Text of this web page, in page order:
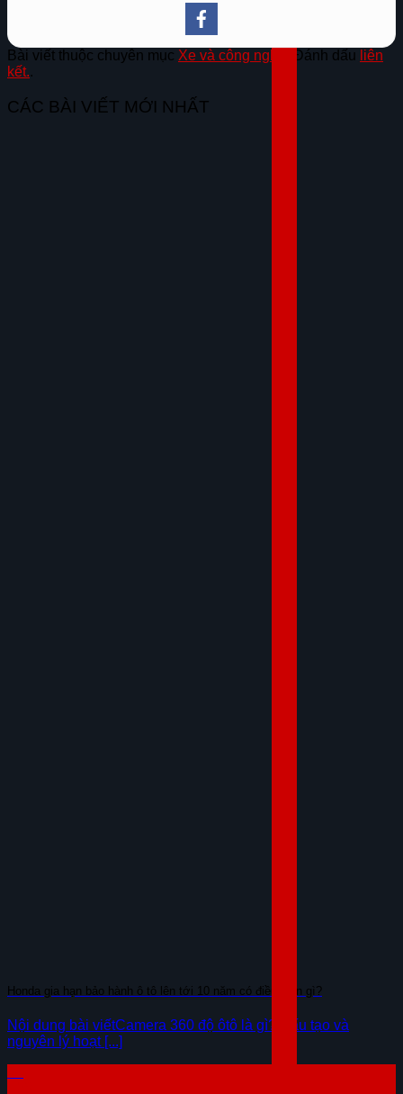
Bài viết thuộc chuyên mục Xe và công nghệ . Đánh dấu liên
kết..
CÁC BÀI VIẾT MỚI NHẤT
Honda gia hạn bảo hành ô tô lên tới 10 năm có điều kiện gì?
Nội dung bài viếtCamera 360 độ ôtô là gì? Cấu tạo và
nguyên lý hoạt [...]